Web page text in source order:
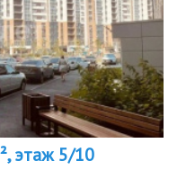
этаж 5/10